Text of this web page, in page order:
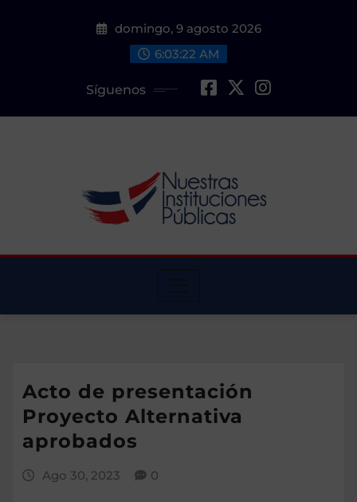
domingo, 9 agosto 2026
6:03:22 AM
Síguenos
Acto de presentación
Proyecto Alternativa
aprobados
Ago 30, 2023 0